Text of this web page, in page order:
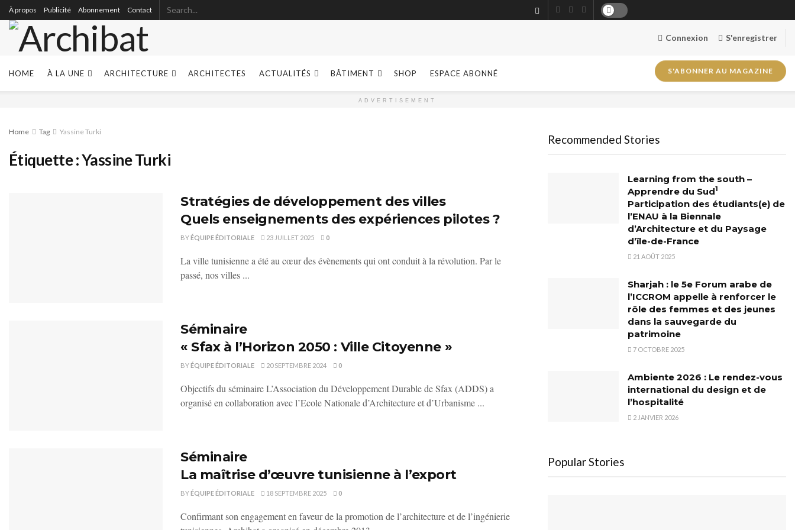
À propos Publicité Abonnement Contact
Connexion S'enregistrer
HOME À LA UNE ARCHITECTURE ARCHITECTES ACTUALITÉS BÂTIMENT SHOP ESPACE ABONNÉ S'ABONNER AU MAGAZINE
ADVERTISEMENT
Home Tag Yassine Turki
Étiquette :Yassine Turki
Stratégies de développement des villes
Quels enseignements des expériences pilotes ?
BYÉQUIPE ÉDITORIALE 23 JUILLET 2025 0
La ville tunisienne a été au cœur des évènements qui ont conduit à la révolution. Par le
passé, nos villes ...
Séminaire
« Sfax à l’Horizon 2050 : Ville Citoyenne »
BYÉQUIPE ÉDITORIALE 20 SEPTEMBRE 2024 0
Objectifs du séminaire L’Association du Développement Durable de Sfax (ADDS) a
organisé en collaboration avec l’Ecole Nationale d’Architecture et d’Urbanisme ...
Séminaire
La maîtrise d’œuvre tunisienne à l’export
BYÉQUIPE ÉDITORIALE 18 SEPTEMBRE 2025 0
Confirmant son engagement en faveur de la promotion de l’architecture et de l’ingénierie
Recommended Stories
Learning from the south –
Apprendre du Sud1
Participation des étudiants(e) de
l’ENAU à la Biennale
d’Architecture et du Paysage
d’île-de-France
21 AOÛT 2025
Sharjah : le 5e Forum arabe de
l’ICCROM appelle à renforcer le
rôle des femmes et des jeunes
dans la sauvegarde du
patrimoine
7 OCTOBRE 2025
Ambiente 2026 : Le rendez-vous
international du design et de
l’hospitalité
2 JANVIER 2026
Popular Stories